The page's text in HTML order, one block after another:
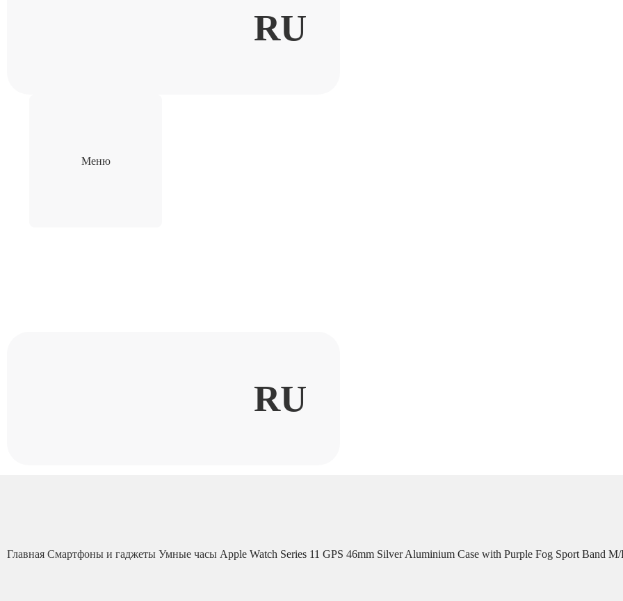
RU
Меню
RU
Главная Смартфоны и гаджеты Умные часы Apple Watch Series 11 GPS 46mm Silver Aluminium Case with Purple Fog Sport Band